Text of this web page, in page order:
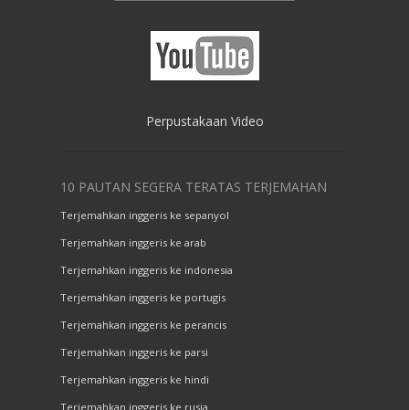
Perpustakaan Video
10 PAUTAN SEGERA TERATAS TERJEMAHAN
Terjemahkan inggeris ke sepanyol
Terjemahkan inggeris ke arab
Terjemahkan inggeris ke indonesia
Terjemahkan inggeris ke portugis
Terjemahkan inggeris ke perancis
Terjemahkan inggeris ke parsi
Terjemahkan inggeris ke hindi
Terjemahkan inggeris ke rusia